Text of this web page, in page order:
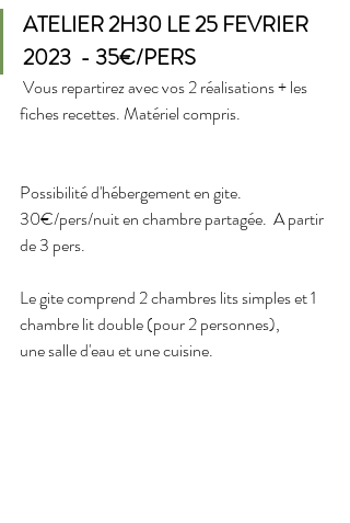
ATELIER 2H30 LE 25 FEVRIER
2023  - 35€/PERS
fiches recettes. Matériel compris.
Possibilité d'hébergement en gite.
30€/pers/nuit en chambre partagée.  A partir
de 3 pers.
Le gite comprend 2 chambres lits simples et 1
chambre lit double (pour 2 personnes),
une salle d'eau et une cuisine.